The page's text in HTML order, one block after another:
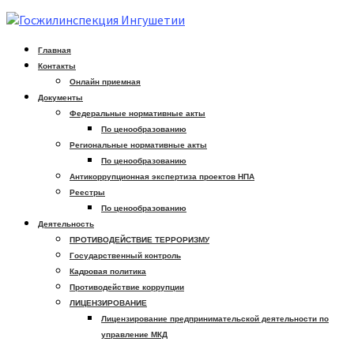
Главная
Контакты
Онлайн приемная
Документы
Федеральные нормативные акты
По ценообразованию
Региональные нормативные акты
По ценообразованию
Антикоррупционная экспертиза проектов НПА
Реестры
По ценообразованию
Деятельность
ПРОТИВОДЕЙСТВИЕ ТЕРРОРИЗМУ
Государственный контроль
Кадровая политика
Противодействие коррупции
ЛИЦЕНЗИРОВАНИЕ
Лицензирование предпринимательской деятельности по
управление МКД